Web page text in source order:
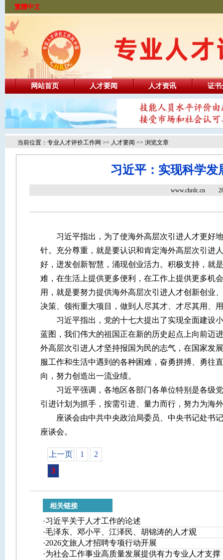
繁體中文
网站首页 人才要闻 人才资讯 证书
当前位置： 专业人才评价工作网 >> 人才要闻 >> 浏览文章
习近平：实现科学发
www.chrdc.cn
习近平指出，为了使海外高层次引进人才更好地
针。充分尊重，就是要认识和肯定海外高层次引进
好，迸发创新智慧，涌现创业活力。积极支持，就
难，在生活上提供更多便利，在工作上提供更多机
用，就是要努力提供海外高层次引进人才创新创业
决策、领衔重大项目，做到人尽其才、才尽其用、
习近平指出，党的十七大提出了实现全面建设小
蓝图，我们伟大的祖国正在新的历史起点上向前迈
外高层次引进人才坚持报国为民的志气，在国家发
服工作和生活中遇到的各种困难，奋勇拼搏、勇往
向，努力创造出一流业绩。
习近平强调，各地区各部门各单位特别是各级党
引进计划为抓手，按需引进、量力而行，努力为海
座谈会由中共中央政治局委员、中央书记处书记
座谈会。
上一页 1
2
3
相关链接
·习近平关于人才工作的论述
·毛泽东、邓小平、江泽民、胡锦涛的人才观
·2026文旅人才招聘专项行动开展
·为社会工作事业高质量发展提供有力专业人才支撑